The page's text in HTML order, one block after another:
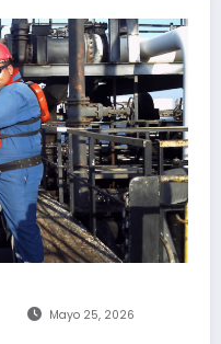
Mayo 25, 2026